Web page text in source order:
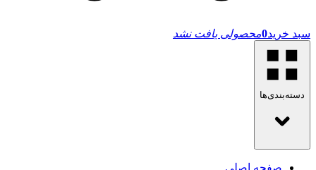
سبد خرید0محصولی یافت نشد
دسته‌بندی‌ها
صفحه اصلی